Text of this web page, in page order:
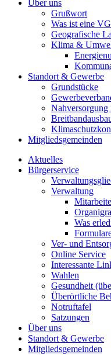
Über uns
Grußwort
Was ist eine
Geografische
Klima &
Standort & Gewerbe
Grundstücke
Mitgliedsgemeinden
Aktuelles
Bürgerservice
Verwaltung
Was
Ver- und
Online Service
Interessante
Wahlen
Gesundheit
Überörtliche
Notruftafel
Satzungen
Über uns
Standort & Gewerbe
Mitgliedsgemeinden